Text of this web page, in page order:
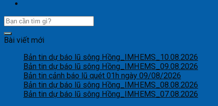
Bài viết mới
Bản tin dự báo lũ sông Hồng_IMHEMS_10.08.2026
Bản tin dự báo lũ sông Hồng_IMHEMS_09.08.2026
Bản tin cảnh báo lũ quét 01h ngày 09/08/2026
Bản tin dự báo lũ sông Hồng_IMHEMS_08.08.2026
Bản tin dự báo lũ sông Hồng_IMHEMS_07.08.2026